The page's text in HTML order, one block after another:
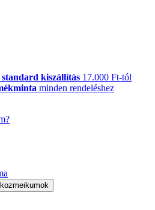
kiszállítás 17.000 Ft-tól
minden rendeléshez